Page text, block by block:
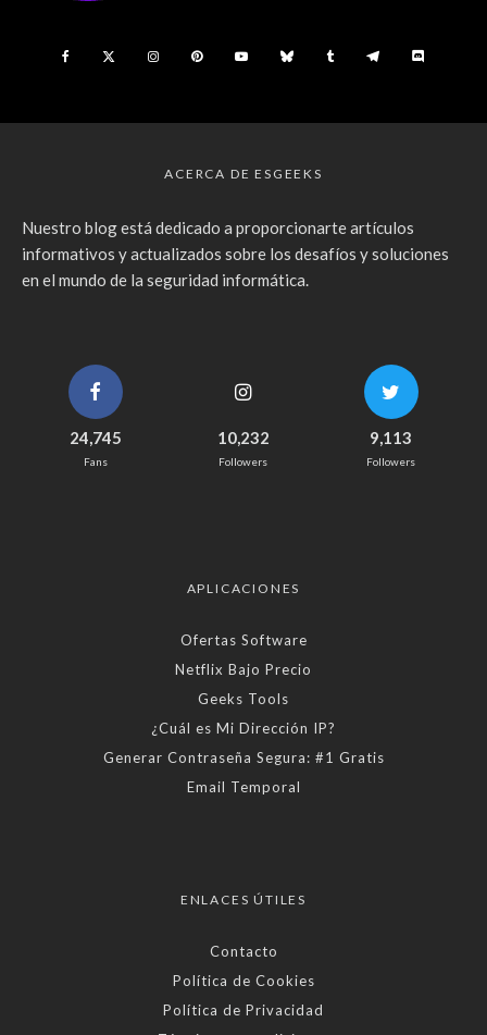
ACERCA DE ESGEEKS
Nuestro blog está dedicado a proporcionarte artículos
informativos y actualizados sobre los desafíos y soluciones
en el mundo de la seguridad informática.
24,745
Fans
10,232
Followers
9,113
Followers
APLICACIONES
Ofertas Software
Netflix Bajo Precio
Geeks Tools
¿Cuál es Mi Dirección IP?
Generar Contraseña Segura: #1 Gratis
Email Temporal
ENLACES ÚTILES
Contacto
Política de Cookies
Política de Privacidad